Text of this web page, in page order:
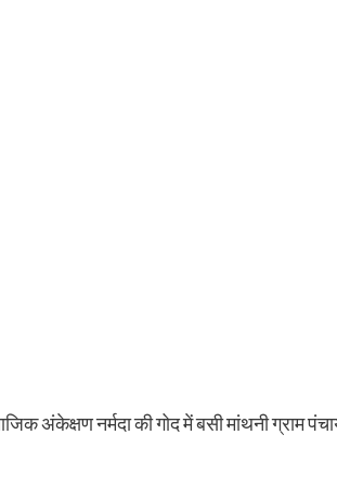
अंकेक्षण नर्मदा की गोद में बसी मांथनी ग्राम